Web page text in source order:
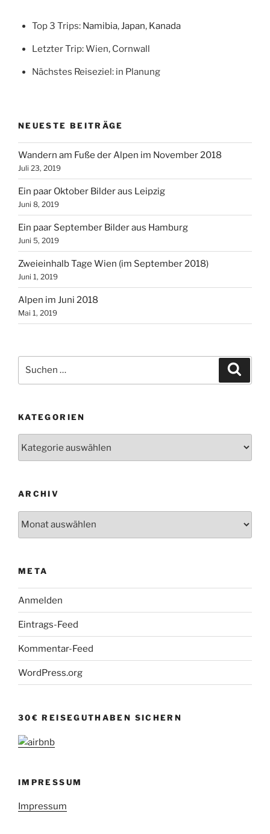
Top 3 Trips: Namibia,Japan, Kanada
Letzter Trip: Wien, Cornwall
Nächstes Reiseziel: in Planung
NEUESTE BEITRÄGE
Wandern am Fuße der Alpen im November 2018
Juli 23, 2019
Ein paar Oktober Bilder aus Leipzig
Juni 8, 2019
Ein paar September Bilder aus Hamburg
Juni 5, 2019
Zweieinhalb Tage Wien (im September 2018)
Juni 1, 2019
Alpen im Juni 2018
Mai 1, 2019
nach:
KATEGORIEN
ARCHIV
META
Anmelden
Eintrags-Feed
Kommentar-Feed
WordPress.org
30€ REISEGUTHABEN SICHERN
IMPRESSUM
Impressum